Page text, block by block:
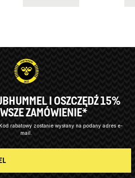
I OSZCZĘDŹ 15%
ZAMÓWIENIE*
rabatowy zostanie wysłany na podany adres e-
mail.